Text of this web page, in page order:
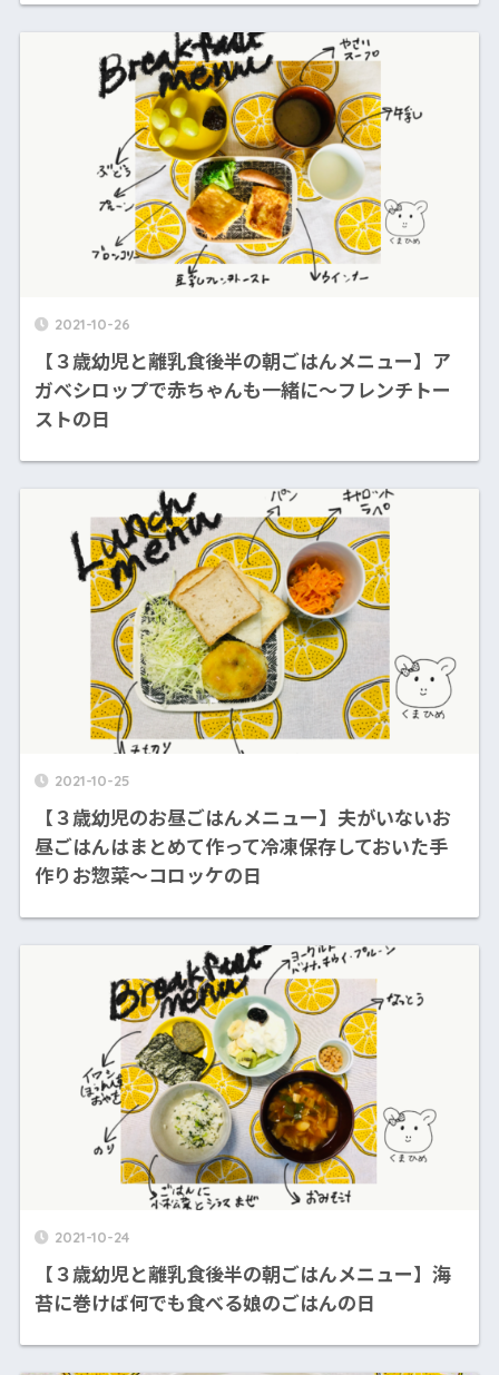
2021-10-26
【３歳幼児と離乳食後半の朝ごはんメニュー】ア
ガベシロップで赤ちゃんも一緒に〜フレンチトー
ストの日
2021-10-25
【３歳幼児のお昼ごはんメニュー】夫がいないお
昼ごはんはまとめて作って冷凍保存しておいた手
作りお惣菜〜コロッケの日
2021-10-24
【３歳幼児と離乳食後半の朝ごはんメニュー】海
苔に巻けば何でも食べる娘のごはんの日